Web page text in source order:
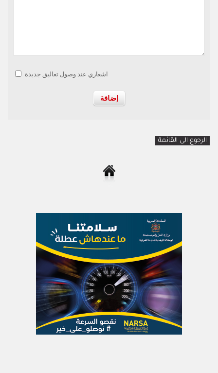
اشعاري عند وصول تعاليق جديدة
الرجوع الى القائمة